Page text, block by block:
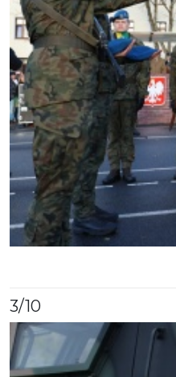
3/10